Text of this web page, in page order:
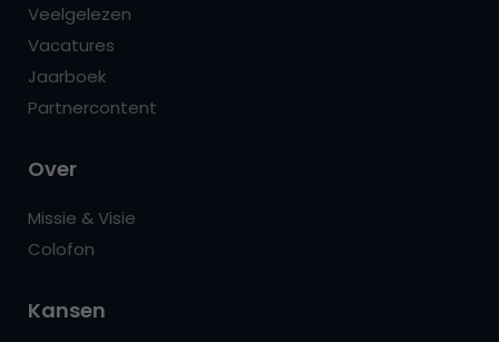
Veelgelezen
Vacatures
Jaarboek
Partnercontent
Over
Missie & Visie
Colofon
Kansen